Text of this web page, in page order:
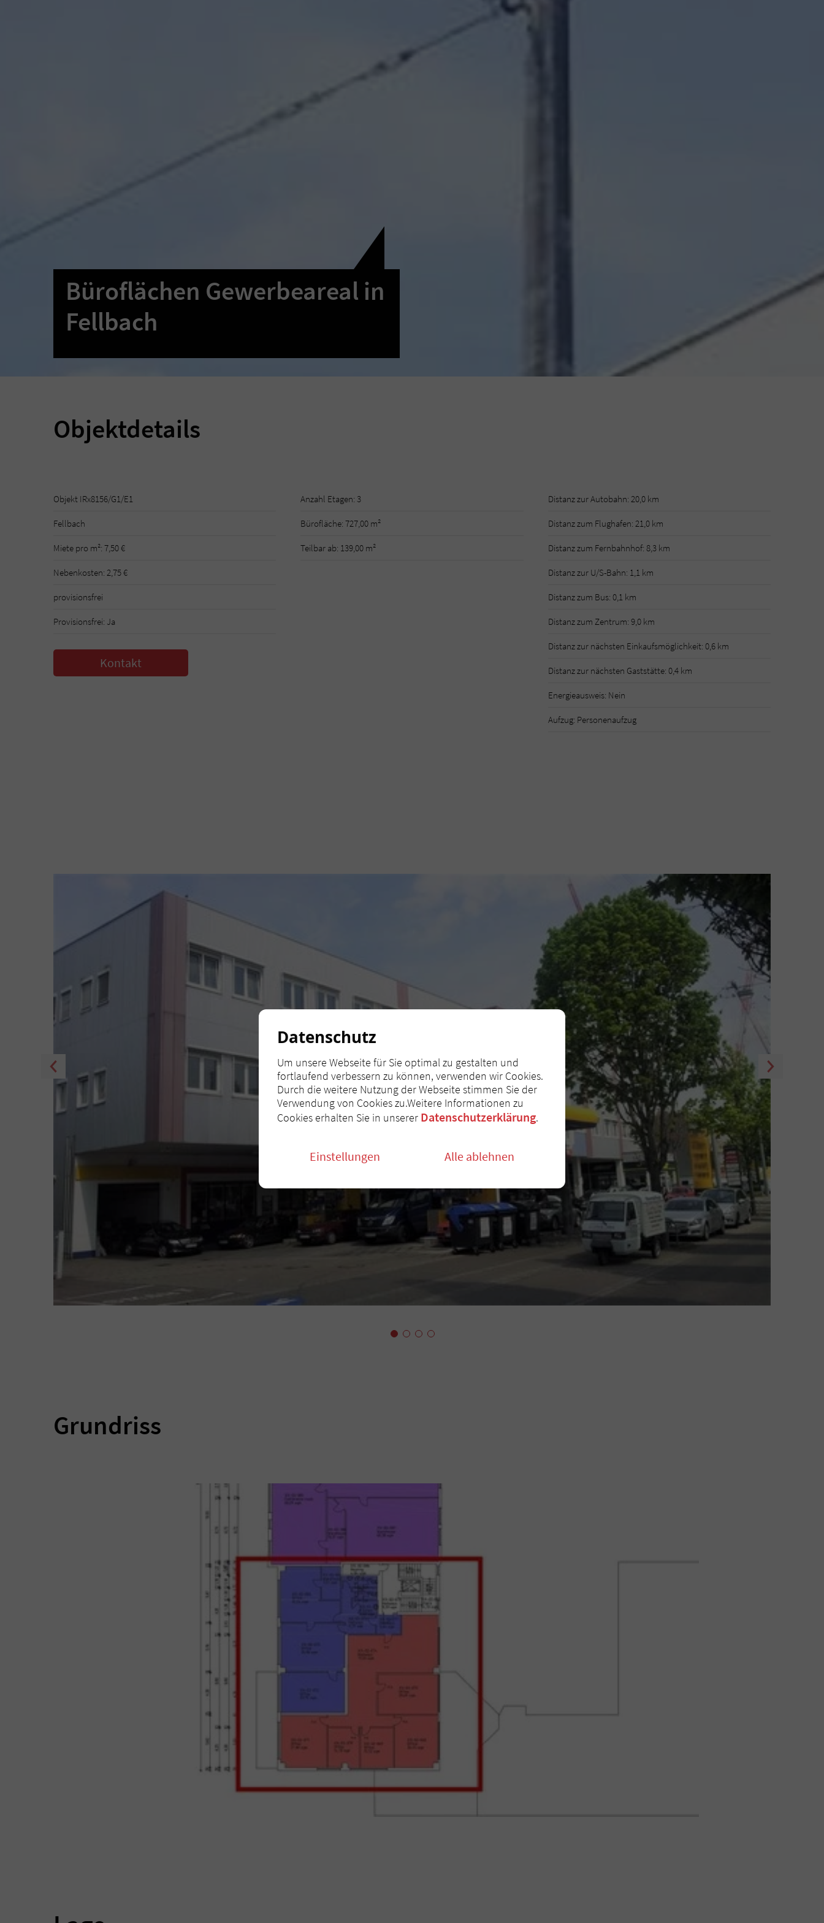
Büroflächen Gewerbeareal in
Fellbach
Objektdetails
Objekt IRx8156/G1/E1
Fellbach
Miete pro m²: 7,50 €
Nebenkosten: 2,75 €
provisionsfrei
Provisionsfrei: Ja
Kontakt
Anzahl Etagen: 3
Bürofläche: 727,00 m²
Teilbar ab: 139,00 m²
Distanz zur Autobahn: 20,0 km
Distanz zum Flughafen: 21,0 km
Distanz zum Fernbahnhof: 8,3 km
Distanz zur U/S-Bahn: 1,1 km
Distanz zum Bus: 0,1 km
Distanz zum Zentrum: 9,0 km
Distanz zur nächsten Einkaufsmöglichkeit: 0,6 km
Distanz zur nächsten Gaststätte: 0,4 km
Energieausweis: Nein
Aufzug: Personenaufzug
Grundriss
Datenschutz
Um unsere Webseite für Sie optimal zu gestalten und
fortlaufend verbessern zu können, verwenden wir Cookies.
Durch die weitere Nutzung der Webseite stimmen Sie der
Verwendung von Cookies zu.Weitere Informationen zu
Cookies erhalten Sie in unserer Datenschutzerklärung.
Einstellungen Alle ablehnen Alle akzeptieren